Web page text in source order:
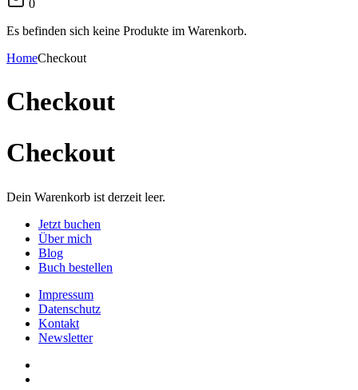
0
Es befinden sich keine Produkte im Warenkorb.
HomeCheckout
Checkout
Checkout
Dein Warenkorb ist derzeit leer.
Jetzt buchen
Über mich
Blog
Buch bestellen
Impressum
Datenschutz
Kontakt
Newsletter